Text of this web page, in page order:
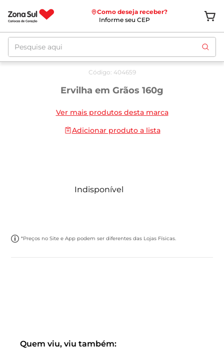
Como deseja receber?
Informe seu CEP
Pesquise aqui
Código: 404659
Ervilha em Grãos 160g
Ver mais produtos desta marca
Adicionar produto a lista
Indisponível
*Preços no Site e App podem ser diferentes das Lojas Físicas.
Quem viu, viu também: